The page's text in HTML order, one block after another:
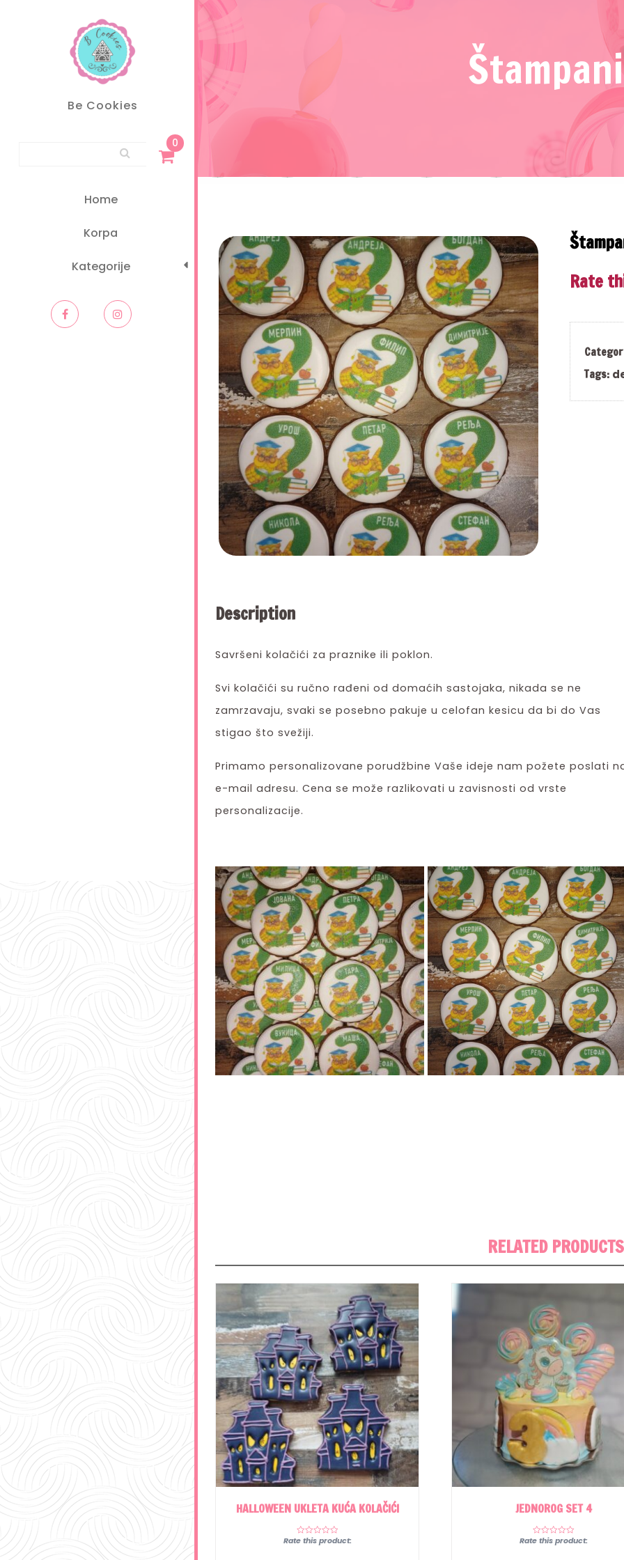
Be Cookies
0
Home
Korpa
Kategorije
Rate
Tags:
Description
Savršeni kolačići za praznike ili poklon.
Svi kolačići su ručno rađeni od domaćih sastojaka, nikada se ne
zamrzavaju, svaki se posebno pakuje u celofan kesicu da bi do Vas
stigao što svežiji.
Primamo personalizovane porudžbine Vaše ideje nam požete poslati
e-mail adresu. Cena se može razlikovati u zavisnosti od vrste
personalizacije.
RELATED PRODUCTS
HALLOWEEN UKLETA KUĆA KOLAČIĆI
Rate this product:
JEDNOROG SET 4
Rate this product: